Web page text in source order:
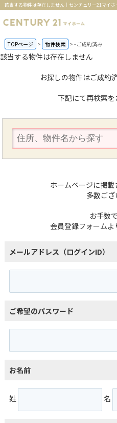
該当する物件は存在しません｜センチュリー21マイホ
TOPページ 物件検索 - ご成約済み
該当する物件は存在しません
お探しの物件はご成約
下記にて再検索を
ホームページに掲
多数ござ
お手数
会員登録フォームよ
メールアドレス（ログインID）
ご希望のパスワード
お名前
姓 名